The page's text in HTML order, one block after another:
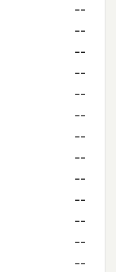
--
--
--
--
--
--
--
--
--
--
--
--
--